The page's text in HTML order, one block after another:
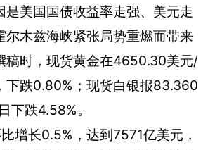
是美国国债收益率走强、美元走
尔木兹海峡紧张局势重燃而带来
稿时，现货黄金在4650.30美元/
下跌0.80%；现货白银报83.360
下跌4.58%。
增长0.5%，达到7571亿美元，